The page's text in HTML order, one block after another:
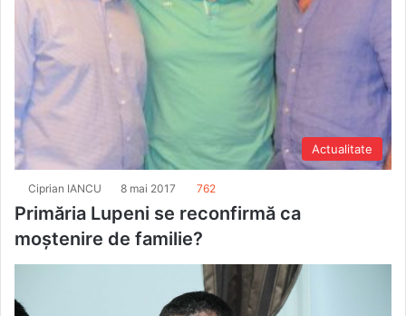
Actualitate
Ciprian IANCU 8 mai 2017 762
Primăria Lupeni se reconfirmă ca
moştenire de familie?